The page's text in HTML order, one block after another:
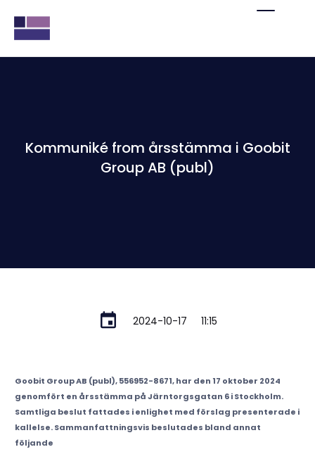
Kommuniké from årsstämma i Goobit
Group AB (publ)
2024-10-17 11:15
Goobit Group AB (publ), 556952-8671, har den 17 oktober 2024
genomfört en årsstämma på Järntorgsgatan 6 i Stockholm.
Samtliga beslut fattades i enlighet med förslag presenterade i
kallelse. Sammanfattningsvis beslutades bland annat
följande